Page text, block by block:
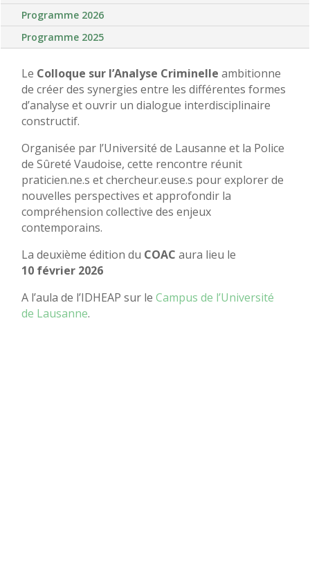
Programme 2026
Programme 2025
Le Colloque sur l’Analyse Criminelle ambitionne
de créer des synergies entre les différentes formes
d’analyse et ouvrir un dialogue interdisciplinaire
constructif.
Organisée par l’Université de Lausanne et la Police
de Sûreté Vaudoise, cette rencontre réunit
praticien.ne.s et chercheur.euse.s pour explorer de
nouvelles perspectives et approfondir la
compréhension collective des enjeux
contemporains.
La deuxième édition du COAC aura lieu le
10 février 2026
A l’aula de l’IDHEAP sur le Campus de l’Université
de Lausanne.